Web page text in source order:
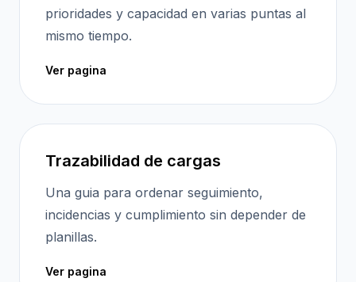
prioridades y capacidad en varias puntas al
mismo tiempo.
Ver pagina
Trazabilidad de cargas
Una guia para ordenar seguimiento,
incidencias y cumplimiento sin depender de
planillas.
Ver pagina